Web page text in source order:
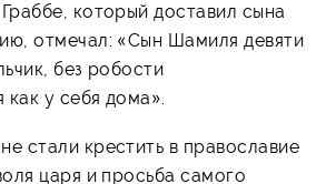
который доставил сына
отмечал: «Сын Шамиля девяти
без робости
у себя дома».
стали крестить в православие
царя и просьба самого